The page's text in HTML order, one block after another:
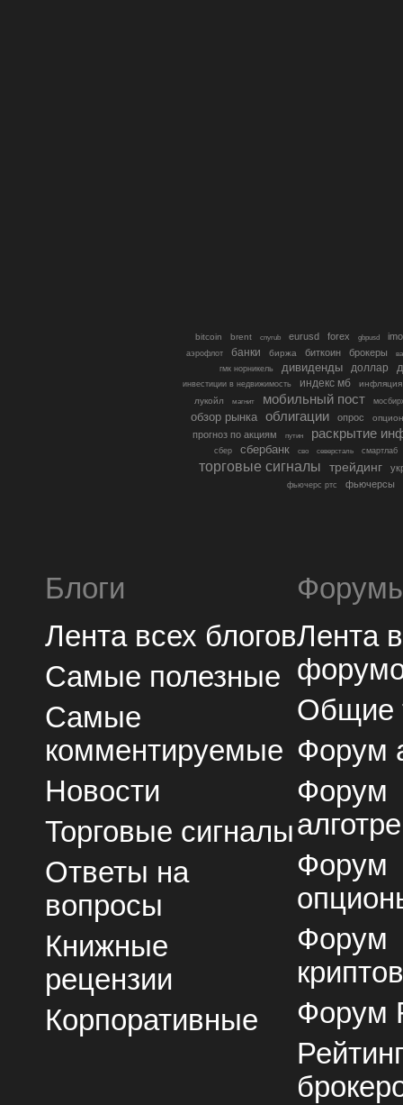
bitcoin brent cnyrub eurusd forex gbpusd
аэрофлот банки биржа биткоин брокеры
гмк норникель
дивиденды доллар
инвестиции в недвижимость индекс мб
инфляция
лукойл
магнит мобильный пост
обзор рынка облигации опрос
прогноз по акциям путин раскрытие
сбер сбербанк сво северсталь смартлаб
торговые сигналы трейдинг
фьючерс ртс фьючерсы
Блоги
Лента всех блогов
Самые полезные
Самые
комментируемые
Новости
Торговые сигналы
Ответы на
вопросы
Книжные
рецензии
Корпоративные
Лента
Общие
Форум
Форум
Форум
Форум
Форум